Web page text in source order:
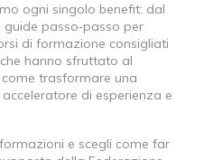
ogni singolo benefit: dal
passo‑passo per
di formazione consigliati
hanno sfruttato al
trasformare una
di esperienza e
e scegli come far